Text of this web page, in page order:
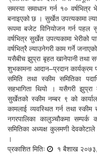
समस्या समाधान गर्न १० वर्षभित्र
बनाइएको छ । सुर्खेत उपत्यकामा
रूपमा बजेट विनियोजन गर्न पहल
वर्षभित्र सुर्खेत उपत्यकामा
वर्षभित्रै ल्याउनेगरी काम गर्ने
यसैबीच झुप्रा बृहत खानेपानी तथा
शुभकामना आदान–प्रदान कार्यक्रम
समिति तथा स्कीम समितिका
सहभागिता थियो । यसैगरी
सुर्खेतको स्कीम नम्बर ९ को
कामलाई व्यवस्थित गर्न तथा स्कीम
नगरपालिका कालुञ्चौकमा
समितिका अध्यक्ष कुलमणी
।
प्रकाशित मितिः
१ बैशाख